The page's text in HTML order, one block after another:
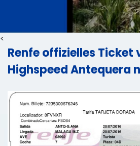
<
Renfe offizielles Ticket
Highspeed Antequera